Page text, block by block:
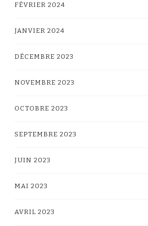
FÉVRIER 2024
JANVIER 2024
DÉCEMBRE 2023
NOVEMBRE 2023
OCTOBRE 2023
SEPTEMBRE 2023
JUIN 2023
MAI 2023
AVRIL 2023